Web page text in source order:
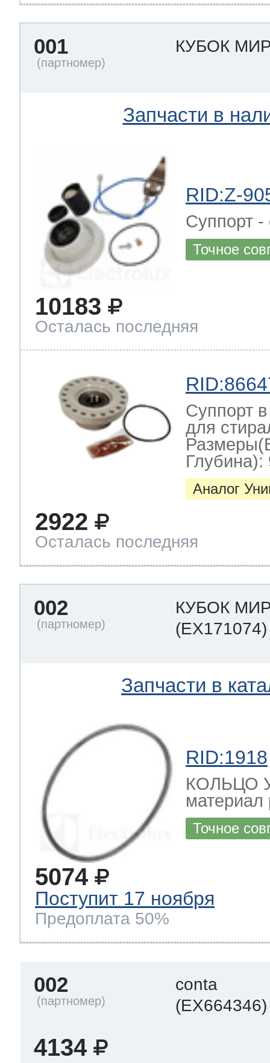
001 КУБОК
Запчасти в
RID:Z-
Суппорт
Точное
10183
Осталась последняя
Суппорт
для
Глубина):
Аналог
2922
Осталась последняя
002
КУБОК
(EX171074)
Запчасти в
RID:1918
КОЛЬЦО
материал
Точное
5074
Поступит 17 ноября
Предоплата 50%
002
conta
(EX664346)
4134